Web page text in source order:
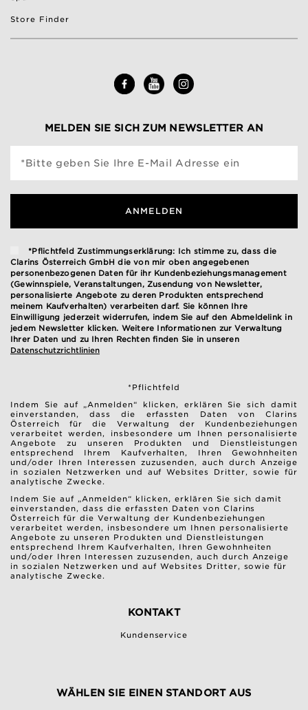
Store Finder
MELDEN SIE SICH ZUM NEWSLETTER AN
*Bitte geben Sie Ihre E-Mail Adresse ein
ANMELDEN
*Pflichtfeld Zustimmungserklärung: Ich stimme zu, dass die
Clarins Österreich GmbH die von mir oben angegebenen
personenbezogenen Daten für ihr Kundenbeziehungsmanagement
(Gewinnspiele, Veranstaltungen, Zusendung von Newsletter,
personalisierte Angebote zu deren Produkten entsprechend
meinem Kaufverhalten) verarbeiten darf. Sie können Ihre
Einwilligung jederzeit widerrufen, indem Sie auf den Abmeldelink in
jedem Newsletter klicken. Weitere Informationen zur Verwaltung
Ihrer Daten und zu Ihren Rechten finden Sie in unseren
Datenschutzrichtlinien
*Pflichtfeld
Indem Sie auf „Anmelden“ klicken, erklären Sie sich damit
einverstanden, dass die erfassten Daten von Clarins
Österreich für die Verwaltung der Kundenbeziehungen
verarbeitet werden, insbesondere um Ihnen personalisierte
Angebote zu unseren Produkten und Dienstleistungen
entsprechend Ihrem Kaufverhalten, Ihren Gewohnheiten
und/oder Ihren Interessen zuzusenden, auch durch Anzeige
in sozialen Netzwerken und auf Websites Dritter, sowie für
analytische Zwecke.
Indem Sie auf „Anmelden“ klicken, erklären Sie sich damit
einverstanden, dass die erfassten Daten von Clarins
Österreich für die Verwaltung der Kundenbeziehungen
verarbeitet werden, insbesondere um Ihnen personalisierte
Angebote zu unseren Produkten und Dienstleistungen
entsprechend Ihrem Kaufverhalten, Ihren Gewohnheiten
und/oder Ihren Interessen zuzusenden, auch durch Anzeige
in sozialen Netzwerken und auf Websites Dritter, sowie für
analytische Zwecke.
KONTAKT
Kundenservice
WÄHLEN SIE EINEN STANDORT AUS